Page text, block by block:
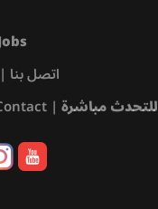
Contact us | اتصل بنا
| للتحدث مباشرة